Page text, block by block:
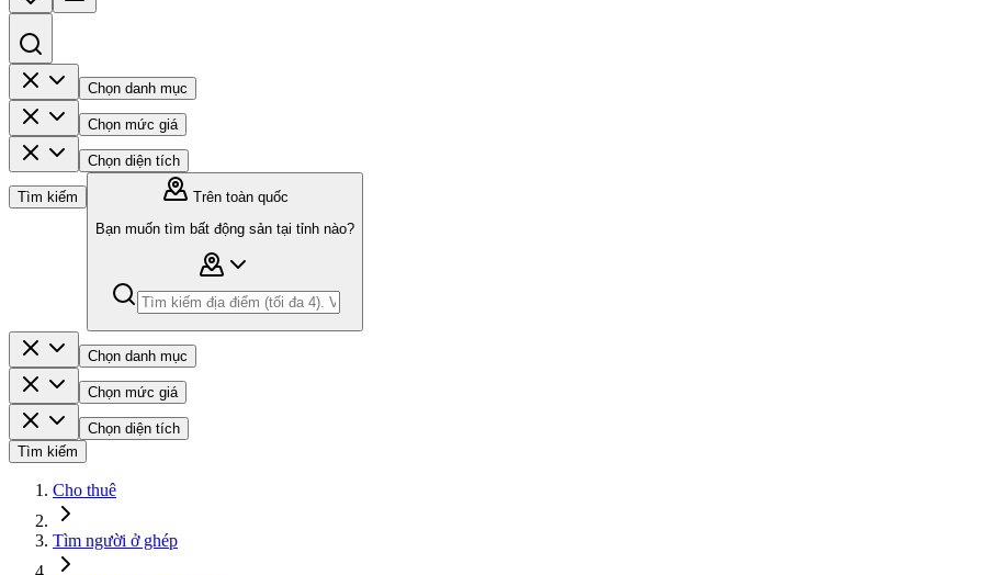
Chọn danh mục
Chọn mức giá
Chọn diện tích
Tìm kiếm
Trên toàn quốc
Bạn muốn tìm bất động sản tại tỉnh nào?
Chọn danh mục
Chọn mức giá
Chọn diện tích
Tìm kiếm
Cho thuê
Tìm người ở ghép